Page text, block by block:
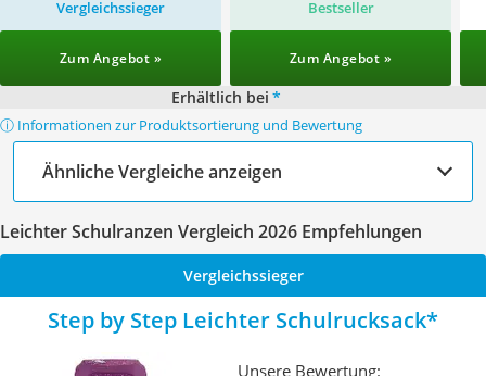
Vergleichssieger
Zum Angebot »
Bestseller
Zum Angebot »
Erhältlich bei *
ⓘ Informationen zur Produktsortierung und Bewertung
Ähnliche Vergleiche anzeigen
Leichter Schulranzen Vergleich 2026 Empfehlungen
Vergleichssieger
Step by Step Leichter Schulrucksack
Unsere Bewertung: